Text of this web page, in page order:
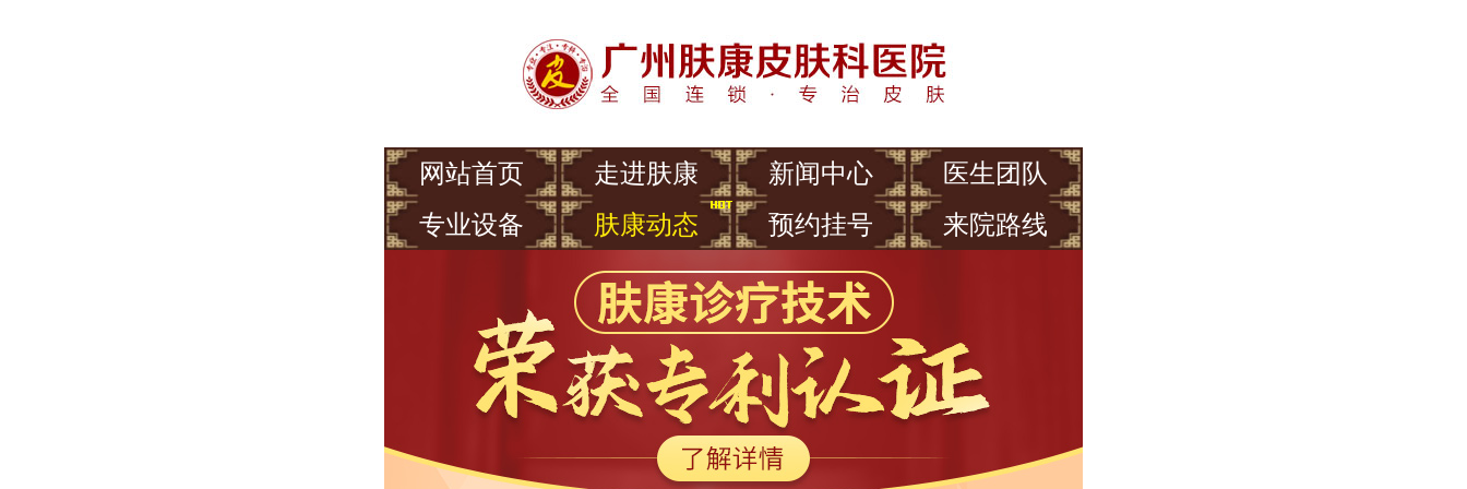
网站首页 走进肤康 新闻中心
医生团队
专业设备
肤康动态 预约挂号 来院路线